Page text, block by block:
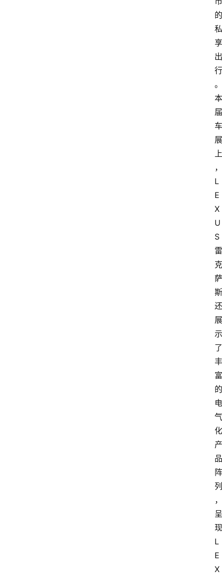
的
私
享
出
行
。
本
届
车
展
上
，
L
E
X
U
S
雷
克
萨
斯
还
展
示
了
丰
富
的
电
气
化
产
品
阵
列
，
呈
现
L
E
X